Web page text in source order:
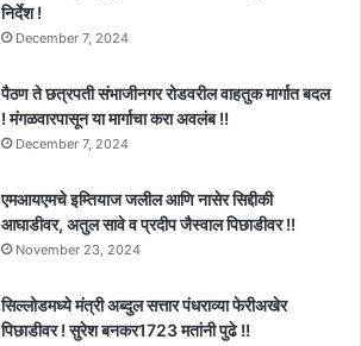
निर्देश !
December 7, 2024
पैठण ते छत्रपती संभाजीनगर रोडवरील वाहतुक मार्गात बदल
! मंगळवारपासून या मार्गाचा करा अवलंब !!
December 7, 2024
एमआयएमचे इम्तियाज जलील आणि नासेर सिद्दीकी
आघाडीवर, अतुल सावे व प्रदीप जैस्वाल पिछाडीवर !!
November 23, 2024
सिल्लोडमध्ये मंत्री अब्दुल सत्तार पंधराव्या फेरीअखेर
पिछाडीवर ! सुरेश बनकर1723 मतांनी पुढे !!